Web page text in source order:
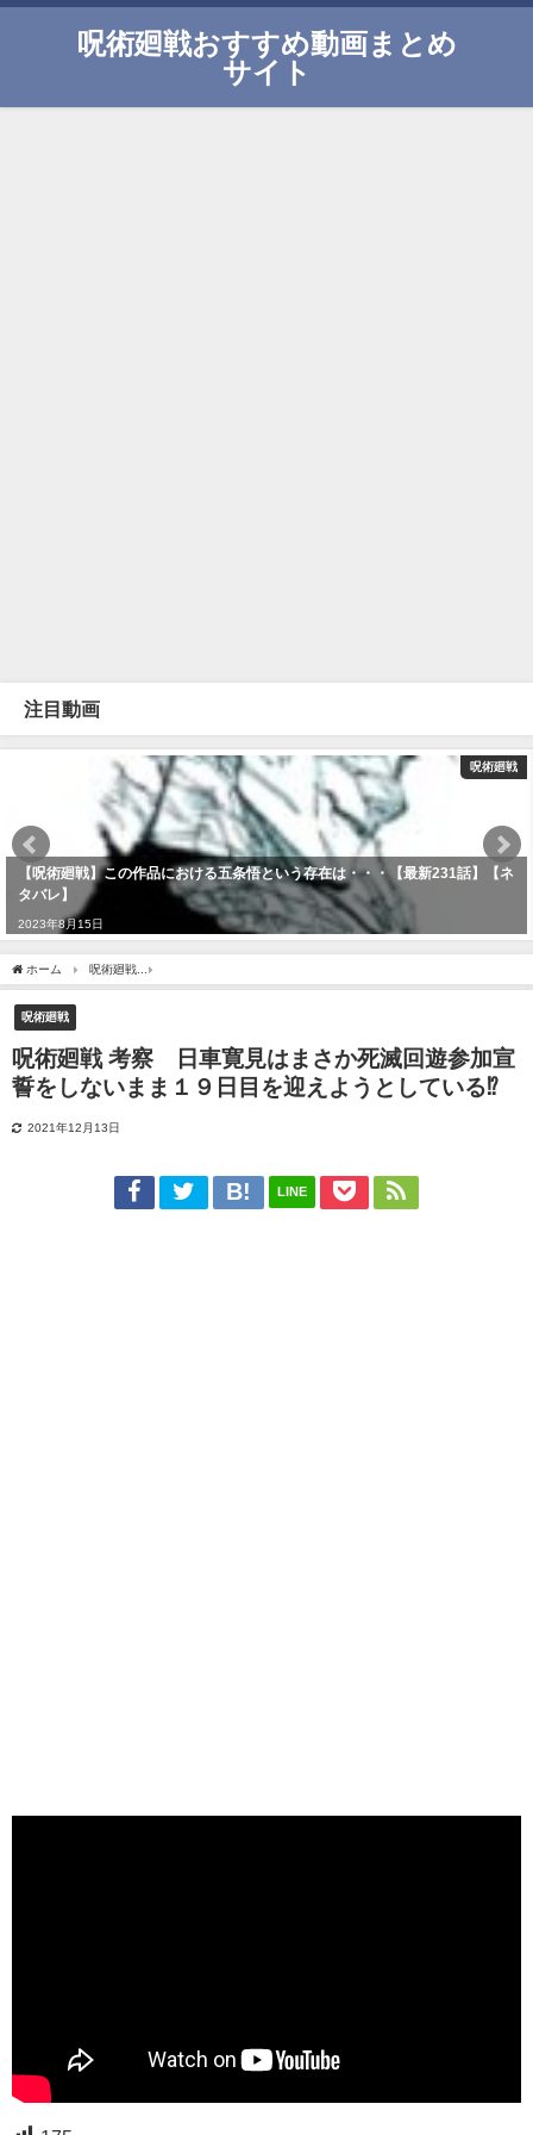
呪術廻戦おすすめ動画まとめ
サイト
注目動画
呪術廻戦
【呪術廻戦】この作品における五条悟という存在は・・・【最新231話】【ネ
タバレ】
2023年8月15日
ホーム 呪術廻戦
呪術廻戦
呪術廻戦 考察 日車寛見はまさか死滅回遊参加宣
誓をしないまま１９日目を迎えようとしている⁉
2021年12月13日
LINE